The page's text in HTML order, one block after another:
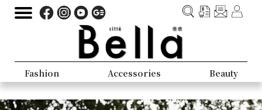
Fashion Accessories Beauty